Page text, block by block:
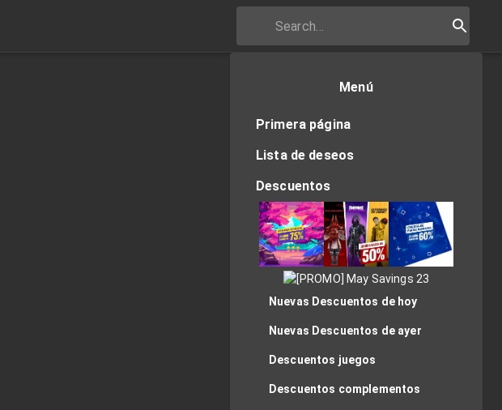
Menú
Primera página
Lista de deseos
Descuentos
Nuevas Descuentos de hoy
Nuevas Descuentos de ayer
Descuentos juegos
Descuentos complementos